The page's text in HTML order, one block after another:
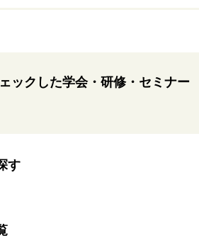
ックした学会・研修・セミナー
す